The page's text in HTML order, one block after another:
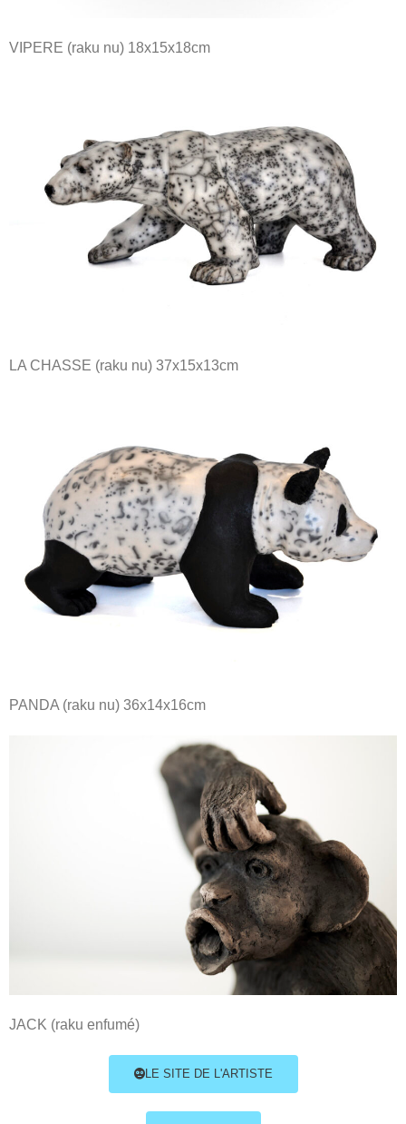
VIPERE (raku nu) 18x15x18cm
LA CHASSE (raku nu) 37x15x13cm
PANDA (raku nu) 36x14x16cm
JACK (raku enfumé)
LE SITE DE L'ARTISTE